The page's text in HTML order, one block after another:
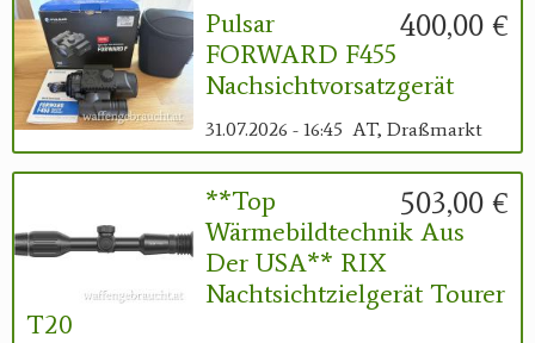
400,00 €
Pulsar
FORWARD F455
Nachsichtvorsatzgerät
31.07.2026 - 16:45 AT, Draßmarkt
503,00 €
**Top
Wärmebildtechnik Aus
Der USA** RIX
Nachtsichtzielgerät Tourer
T20